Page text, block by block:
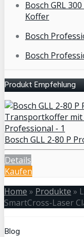
Bosch GRL
Koffer
Bosch
Bosch
Produkt Empfehlung
Bosch GLL 2-80 P
Details
Kaufen
Home » Produkte »
SmartCross-Laser
Blog